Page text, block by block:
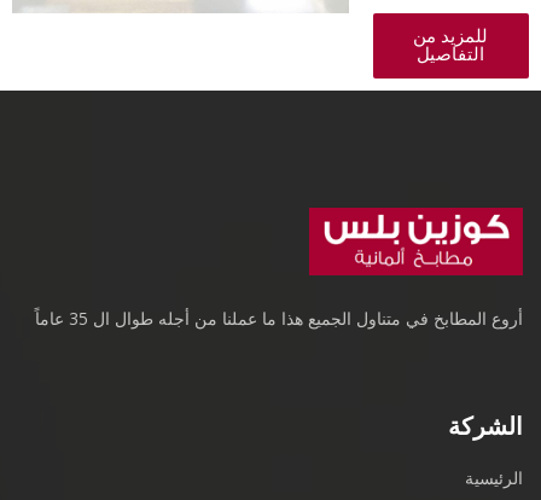
للمزيد من
التفاصيل
أروع المطابخ في متناول الجميع هذا ما عملنا من أجله طوال ال 35 عاماً
الشركة
الرئيسية